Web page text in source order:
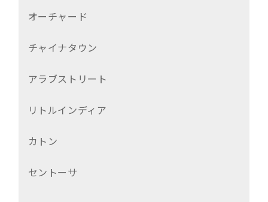
オーチャード
チャイナタウン
アラブストリート
リトルインディア
カトン
セントーサ